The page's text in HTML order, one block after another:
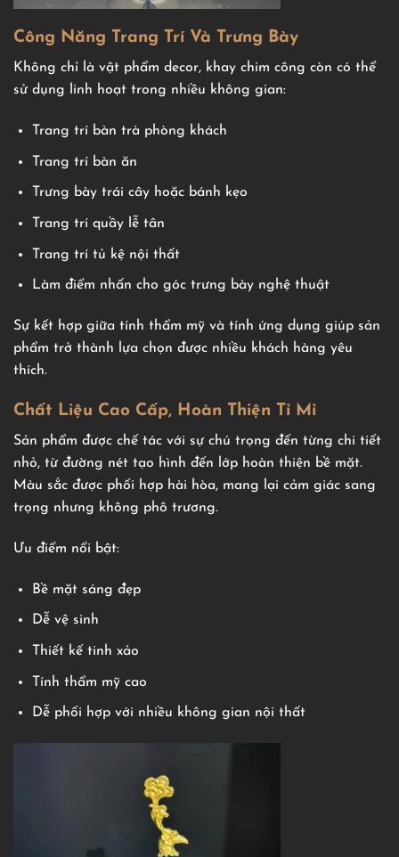
Công Năng Trang Trí Và Trưng Bày
Không chỉ là vật phẩm decor, khay chim công còn có thể
sử dụng linh hoạt trong nhiều không gian:
Trang trí bàn trà phòng khách
Trang trí bàn ăn
Trưng bày trái cây hoặc bánh kẹo
Trang trí quầy lễ tân
Trang trí tủ kệ nội thất
Làm điểm nhấn cho góc trưng bày nghệ thuật
Sự kết hợp giữa tính thẩm mỹ và tính ứng dụng giúp sản
phẩm trở thành lựa chọn được nhiều khách hàng yêu
thích.
Chất Liệu Cao Cấp, Hoàn Thiện Tỉ Mỉ
Sản phẩm được chế tác với sự chú trọng đến từng chi tiết
nhỏ, từ đường nét tạo hình đến lớp hoàn thiện bề mặt.
Màu sắc được phối hợp hài hòa, mang lại cảm giác sang
trọng nhưng không phô trương.
Ưu điểm nổi bật:
Bề mặt sáng đẹp
Dễ vệ sinh
Thiết kế tinh xảo
Tính thẩm mỹ cao
Dễ phối hợp với nhiều không gian nội thất